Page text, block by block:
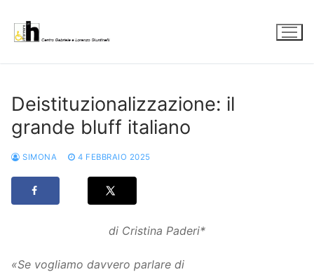
contenuto
Deistituzionalizzazione: il
grande bluff italiano
SIMONA 4 FEBBRAIO 2025
di Cristina Paderi*
«Se vogliamo davvero parlare di